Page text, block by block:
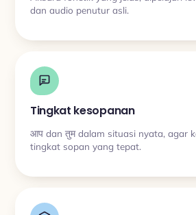
dan audio penutur asli.
Tingkat kesopanan
आप dan तुम dalam situasi nyata, agar
tingkat sopan yang tepat.